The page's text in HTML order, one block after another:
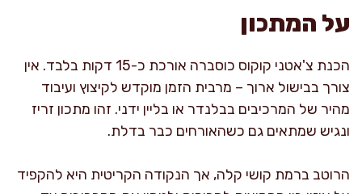
על המתכון
הכנת צ'אטני קוקוס כוסברה אורכת כ-15 דקות בלבד. אין
צורך בבישול ארוך – מרבית הזמן מוקדש לקיצוץ ועיבוד
מהיר של המרכיבים בבלנדר או בליין ידני. זהו מתכון זריז
ונגיש שמתאים גם כשהאורחים כבר בדלת.
הרוטב ברמת קושי קלה, אך הנקודה הקריטית היא להקפיד